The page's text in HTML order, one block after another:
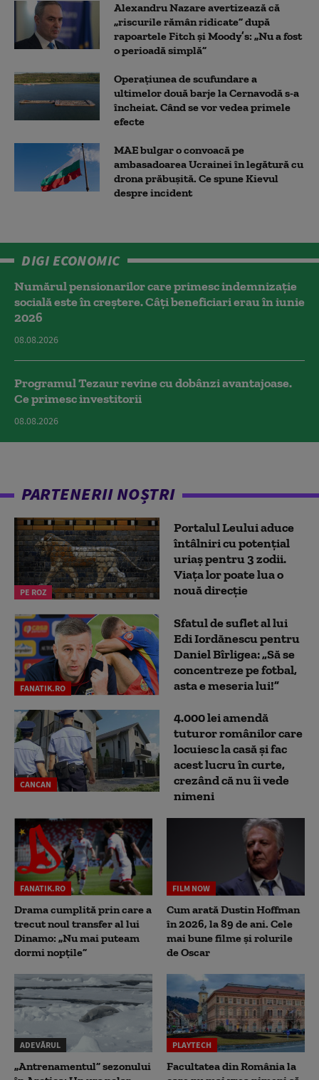
Alexandru Nazare avertizează că
„riscurile rămân ridicate” după
rapoartele Fitch și Moody’s: „Nu a fost
o perioadă simplă”
Operațiunea de scufundare a
ultimelor două barje la Cernavodă s-a
încheiat. Când se vor vedea primele
efecte
MAE bulgar o convoacă pe
ambasadoarea Ucrainei în legătură cu
drona prăbuşită. Ce spune Kievul
despre incident
DIGI ECONOMIC
Numărul pensionarilor care primesc indemnizaţie
socială este în creștere. Câți beneficiari erau în iunie
2026
08.08.2026
Programul Tezaur revine cu dobânzi avantajoase.
Ce primesc investitorii
08.08.2026
PARTENERII NOȘTRI
PE ROZ
Portalul Leului aduce
întâlniri cu potențial
uriaș pentru 3 zodii.
Viața lor poate lua o
nouă direcție
FANATIK.RO
Sfatul de suflet al lui
Edi Iordănescu pentru
Daniel Bîrligea: „Să se
concentreze pe fotbal,
asta e meseria lui!”
CANCAN
4.000 lei amendă
tuturor românilor care
locuiesc la casă și fac
acest lucru în curte,
crezând că nu îi vede
nimeni
FANATIK.RO
Drama cumplită prin care a
trecut noul transfer al lui
Dinamo: „Nu mai puteam
dormi nopțile”
FILM NOW
Cum arată Dustin Hoffman
în 2026, la 89 de ani. Cele
mai bune filme și rolurile
de Oscar
ADEVĂRUL
„Antrenamentul” sezonului
PLAYTECH
Facultatea din România la